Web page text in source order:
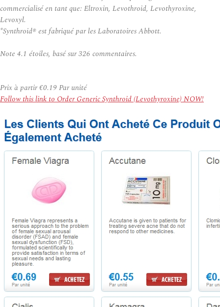
commercialisé en tant que: Eltroxin, Levothroid, Levothyroxine,
Levoxyl.
*Synthroid® est fabriqué par les Laboratoires Abbott.
Note 4.1 étoiles, basé sur326 commentaires.
Prix à partir€0.19 Par unité
Follow this link to Order Generic Synthroid (Levothyroxine) NOW!